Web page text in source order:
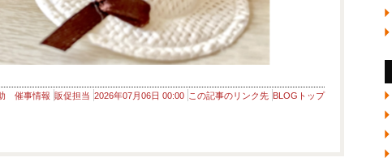
催事情報 販促担当 2026年07月06日 00:00 この記事のリンク先 BLOGトップ